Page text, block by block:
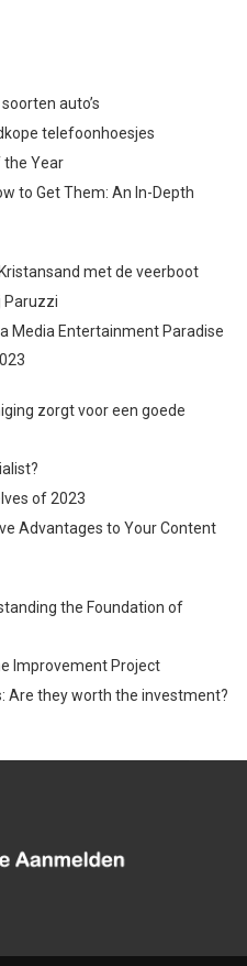
auto’s
telefoonhoesjes
the Year
to Get Them: An In-Depth
met de veerboot
Paruzzi
Media Entertainment Paradise
zorgt voor een goede
of 2023
Advantages to Your Content
the Foundation of
Improvement Project
Are they worth the investment?